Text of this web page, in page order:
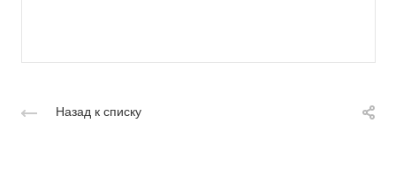
Назад к списку